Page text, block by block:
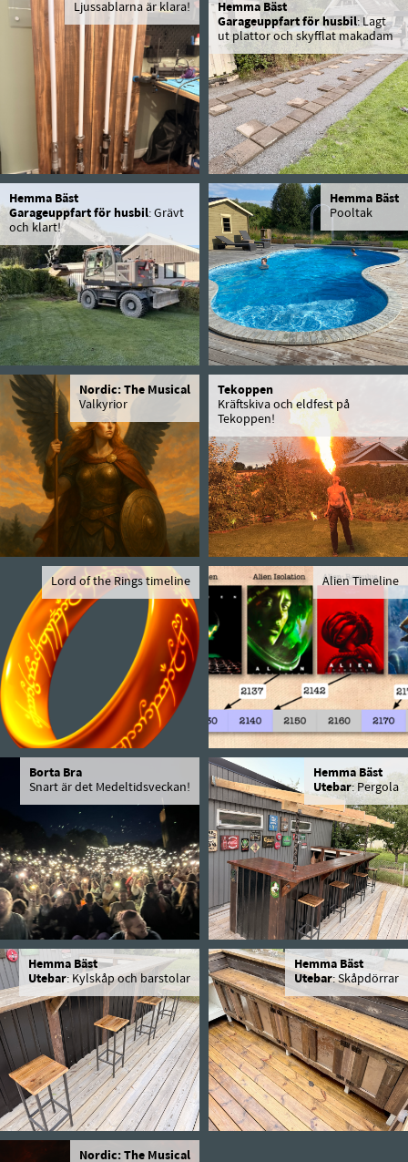
Ljussablarna är klara!
Hemma Bäst
Garageuppfart för husbil: Lagt
ut plattor och skyfflat makadam
Hemma Bäst
Garageuppfart för husbil: Grävt
och klart!
Hemma Bäst
Pooltak
Nordic: The Musical
Valkyrior
Tekoppen
Kräftskiva och eldfest på
Tekoppen!
Lord of the Rings timeline Alien Timeline
Borta Bra
Snart är det Medeltidsveckan!
Hemma Bäst
Utebar: Pergola
Hemma Bäst
Utebar: Kylskåp och barstolar
Hemma Bäst
Utebar: Skåpdörrar
Nordic: The Musical